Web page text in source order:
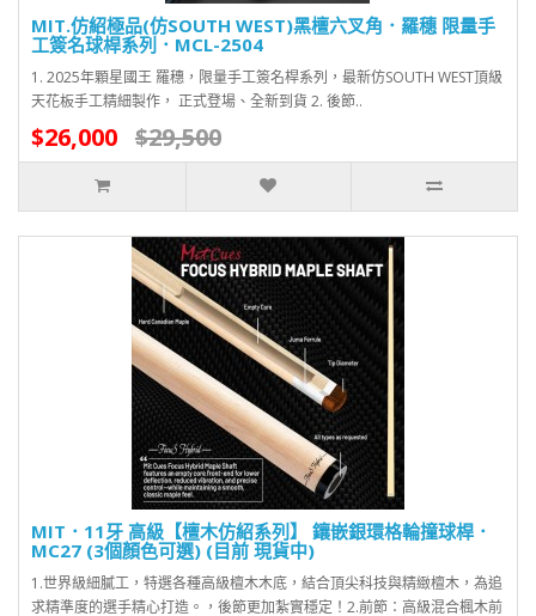
MIT.仿紹極品(仿SOUTH WEST)黑檀六叉角．羅穗 限量手
工簽名球桿系列．MCL-2504
1. 2025年顆星國王 羅穗，限量手工簽名桿系列，最新仿SOUTH WEST頂級
天花板手工精細製作， 正式登場、全新到貨 2. 後節..
$26,000 $29,500
MIT．11牙 高級【檀木仿紹系列】 鑲嵌銀環格輪撞球桿．
MC27 (3個顏色可選) (目前 現貨中)
1.世界級細膩工，特選各種高級檀木木底，結合頂尖科技與精緻檀木，為追
求精準度的選手精心打造。，後節更加紮實穩定！2.前節：高級混合楓木前